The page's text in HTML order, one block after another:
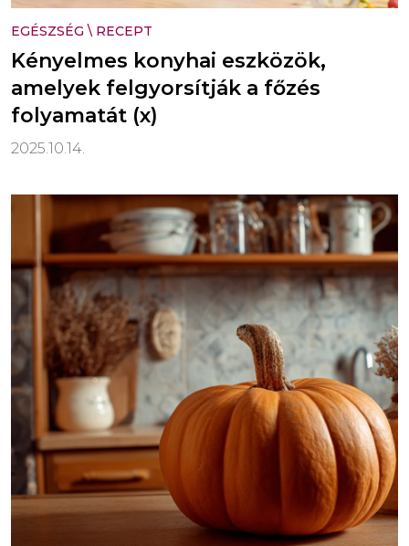
EGÉSZSÉG \ RECEPT
Kényelmes konyhai eszközök,
amelyek felgyorsítják a főzés
folyamatát (x)
2025.10.14.